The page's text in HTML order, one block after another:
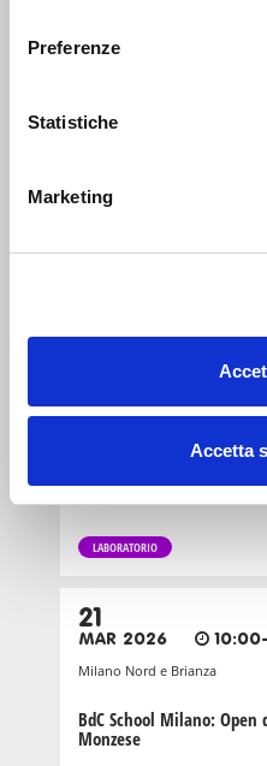
Preferenze
Statistiche
Marketing
Accetta
INTRATTENIMENTO
21
Fulvio Testi
Zona 1 - Centro storico
day
LABORATORIO
21
MAR 2026
Milano Nord e Brianza
BdC School Milano:
Monzese